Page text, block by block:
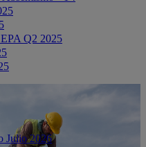
Q2 2025
Julio 2026